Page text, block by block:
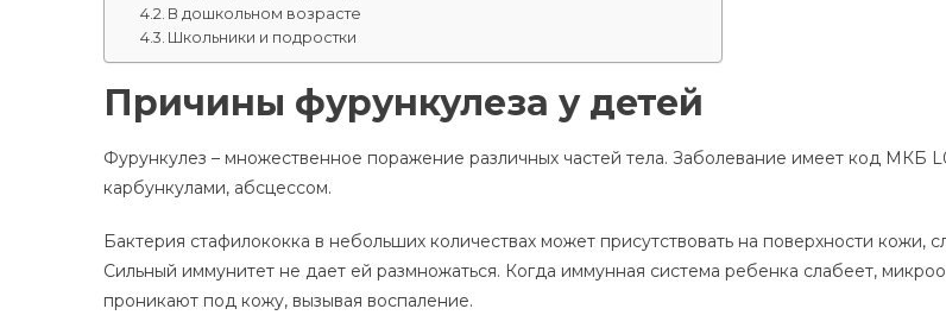
В дошкольном возрасте
Школьники и подростки
Причины фурункулеза у детей
Фурункулез – множественное поражение различных частей тела. Заболевание имеет код МКБ
карбункулами, абсцессом.
Бактерия стафилококка в небольших количествах может присутствовать на поверхности кожи,
Сильный иммунитет не дает ей размножаться. Когда иммунная система ребенка слабеет,
проникают под кожу, вызывая воспаление.